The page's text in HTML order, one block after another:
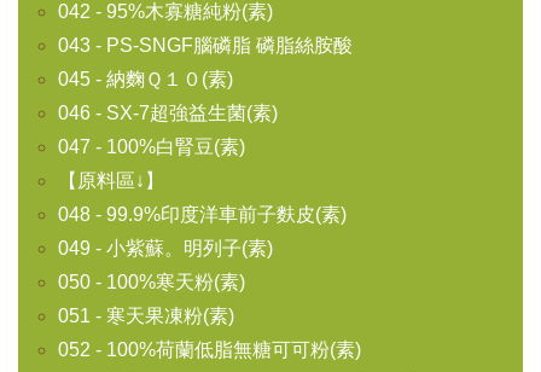
042 - 95%木寡糖純粉(素)
043 - PS-SNGF腦磷脂 磷脂絲胺酸
045 - 納麴Ｑ１０(素)
046 - SX-7超強益生菌(素)
047 - 100%白腎豆(素)
【原料區↓】
048 - 99.9%印度洋車前子麩皮(素)
049 - 小紫蘇。明列子(素)
050 - 100%寒天粉(素)
051 - 寒天果凍粉(素)
052 - 100%荷蘭低脂無糖可可粉(素)